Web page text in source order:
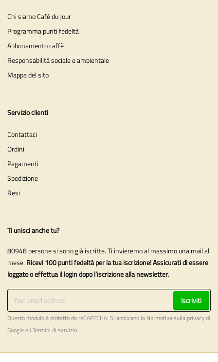
Chi siamo Café du Jour
Programma punti fedeltà
Abbonamento caffè
Responsabilità sociale e ambientale
Mappa del sito
Servizio clienti
Contattaci
Ordini
Pagamenti
Spedizione
Resi
Ti unisci anche tu?
80948 persone si sono già iscritte. Ti invieremo al massimo una mail al
mese. Ricevi 100 punti fedeltà per la tua iscrizione! Assicurati di essere
loggato o effettua il login dopo l’iscrizione alla newsletter.
Iscriviti
Questo modulo è protetto da reCAPTCHA. Si applicano la Normativa sulla privacydi
Google e i Termini di servizio.